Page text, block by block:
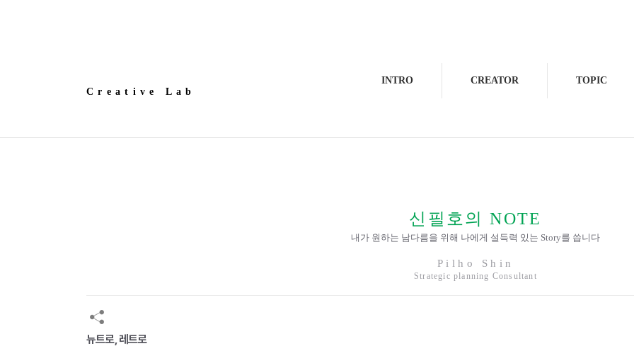
Creative Lab
INTRO CREATOR TOPIC
신필호의 NOTE
내가 원하는 남다름을 위해 나에게 설득력 있는 Story를 씁니다
Pilho Shin
Strategic planning Consultant
뉴트로, 레트로